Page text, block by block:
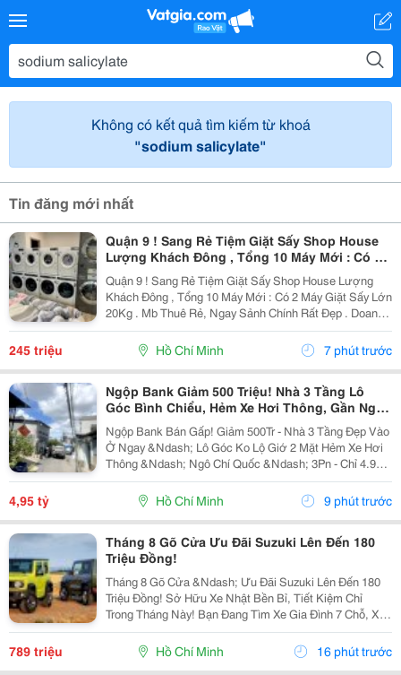
Không có kết quả tìm kiếm từ khoá
"sodium salicylate"
Tin đăng mới nhất
Quận 9 ! Sang Rẻ Tiệm Giặt Sấy Shop House
Lượng Khách Đông , Tổng 10 Máy Mới : Có 2
Máy Giặt Sấy Lớn 20Kg, Tel : ( Chính Chủ )
Quận 9 ! Sang Rẻ Tiệm Giặt Sấy Shop House Lượng
Khách Đông , Tổng 10 Máy Mới : Có 2 Máy Giặt Sấy Lớn
20Kg . Mb Thuê Rẻ, Ngay Sảnh Chính Rất Đẹp . Doanh
Thu Đang Có Lợi Nhuận Sẵn . Khu Vinhome ( Tổng 10
Máy : Có 2 Máy Giặt Và Sấy Lớn , 4 Máy Giặt...
245 triệu Hồ Chí Minh 7 phút trước
Ngộp Bank Giảm 500 Triệu! Nhà 3 Tầng Lô
Góc Bình Chiểu, Hẻm Xe Hơi Thông, Gần Ngô
Chí Quốc, Chỉ 4.95 Tỷ
Ngộp Bank Bán Gấp! Giảm 500Tr - Nhà 3 Tầng Đẹp Vào
Ở Ngay &Ndash; Lô Góc Ko Lộ Giớ 2 Mặt Hẻm Xe Hơi
Thông &Ndash; Ngô Chí Quốc &Ndash; 3Pn - Chỉ 4.95
Tỷ 60M&Sup2; _ 4.3*14M &Ndash; 1 Trệt 2 Lầu
&Ndash; 3Pn &Ndash; 5Wc &Ndash; Kiên Cố Hẻm Ô
4,95 tỷ Hồ Chí Minh 9 phút trước
Tháng 8 Gõ Cửa Ưu Đãi Suzuki Lên Đến 180
Triệu Đồng!
Tháng 8 Gõ Cửa &Ndash; Ưu Đãi Suzuki Lên Đến 180
Triệu Đồng! Sở Hữu Xe Nhật Bền Bỉ, Tiết Kiệm Chỉ
Trong Tháng Này! Bạn Đang Tìm Xe Gia Đình 7 Chỗ, Xe
Đô Thị Cá Tính Hay Xe Thương Mại Chạy Dịch Vụ?
Suzuki Việt Nam Đang Triển Khai Chương Trình Ưu
789 triệu Hồ Chí Minh 16 phút trước